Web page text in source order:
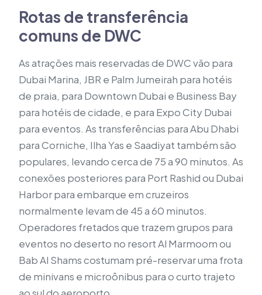
Rotas de transferência
comuns de DWC
As atrações mais reservadas de DWC vão para
Dubai Marina, JBR e Palm Jumeirah para hotéis
de praia, para Downtown Dubai e Business Bay
para hotéis de cidade, e para Expo City Dubai
para eventos. As transferências para Abu Dhabi
para Corniche, Ilha Yas e Saadiyat também são
populares, levando cerca de 75 a 90 minutos. As
conexões posteriores para Port Rashid ou Dubai
Harbor para embarque em cruzeiros
normalmente levam de 45 a 60 minutos.
Operadores fretados que trazem grupos para
eventos no deserto no resort Al Marmoom ou
Bab Al Shams costumam pré-reservar uma frota
de minivans e microônibus para o curto trajeto